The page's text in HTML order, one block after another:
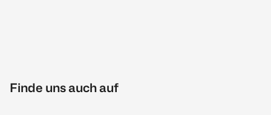
Finde uns auch auf